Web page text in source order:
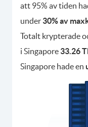
att 95% av tiden
under 30% av
Totalt krypterade
i Singapore 33.26
Singapore hade en